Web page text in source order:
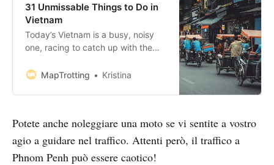
31 Unmissable Things to Do in
Vietnam
Today’s Vietnam is a busy, noisy
one, racing to catch up with the
Thailand to the west. And while it
times, you’ll soon discover a
looking towards a bright
MapTrotting Kristina
Potete anche noleggiare una moto se vi sentite a vostro
agio a guidare nel traffico. Attenti però, il traffico a
Phnom Penh può essere caotico!